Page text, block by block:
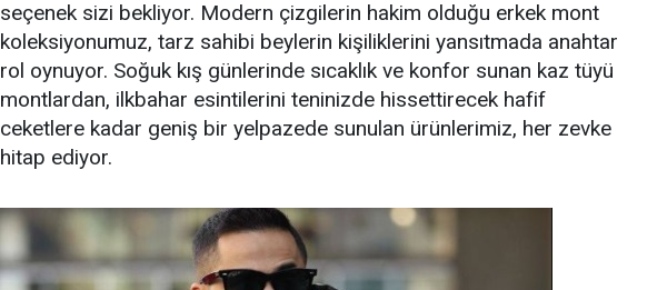
seçenek sizi bekliyor. Modern çizgilerin hakim olduğu erkek mont
koleksiyonumuz, tarz sahibi beylerin kişiliklerini yansıtmada anahtar
rol oynuyor. Soğuk kış günlerinde sıcaklık ve konfor sunan kaz tüyü
montlardan, ilkbahar esintilerini teninizde hissettirecek hafif
ceketlere kadar geniş bir yelpazede sunulan ürünlerimiz, her zevke
hitap ediyor.